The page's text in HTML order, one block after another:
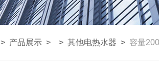
> 产品展示 > > 其他电热水器 > 容量